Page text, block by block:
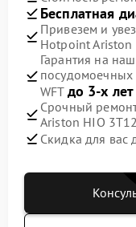
Бесплатная
Привезем и
Hotpoint Ariston
Гарантия на
WFT до 3-х лет
Срочный
Ariston HIO
Скидка для вас